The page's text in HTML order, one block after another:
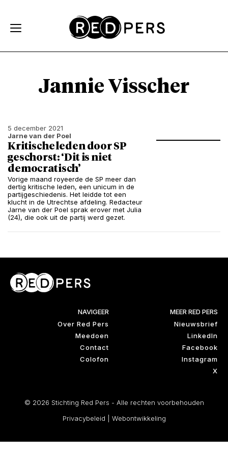
Jannie Visscher
5 december 2021
Jarne van der Poel
Kritische leden door SP
geschorst: ‘Dit is niet
democratisch’
Vorige maand royeerde de SP meer dan
dertig kritische leden, een unicum in de
partijgeschiedenis. Het leidde tot een
klucht in de Utrechtse afdeling. Redacteur
Jarne van der Poel sprak erover met Julia
(24), die ook uit de partij werd gezet.
NAVIGEER
Over Red Pers
Meedoen
Contact
Colofon
MEER RED PERS
Nieuwsbrief
LinkedIn
Facebook
Instagram
X
© 2026 Stichting Red Pers - Alle rechten voorbehouden
Privacybeleid
Webontwikkeling